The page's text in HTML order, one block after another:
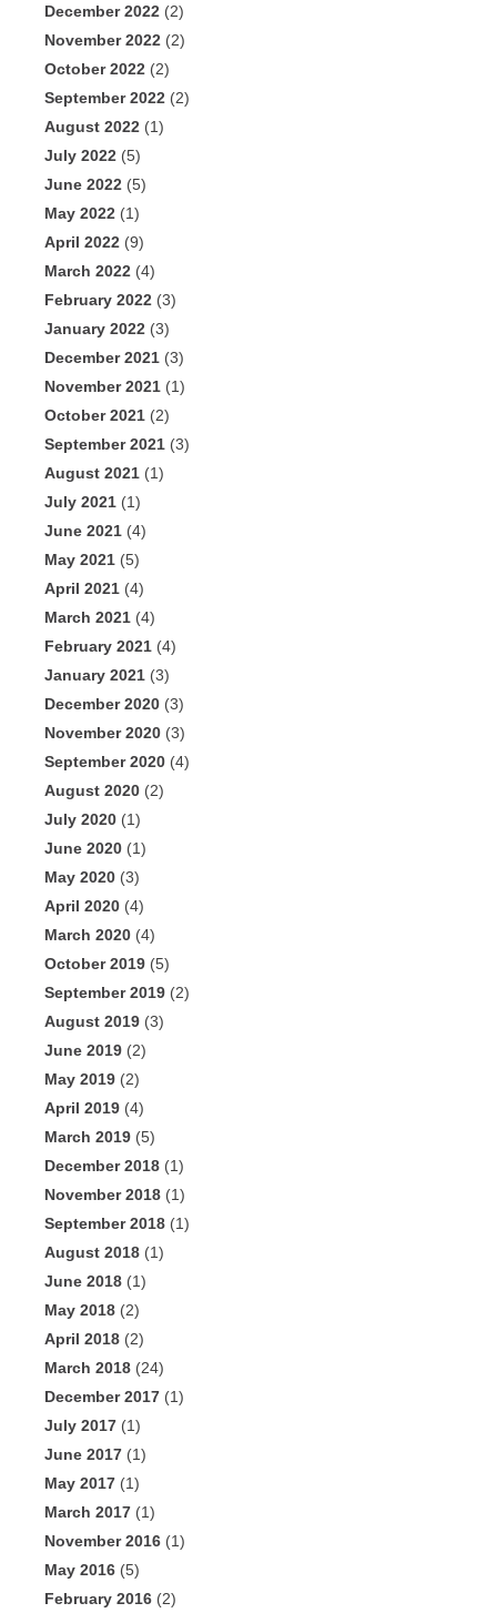
December 2022 (2)
November 2022 (2)
October 2022 (2)
September 2022 (2)
August 2022 (1)
July 2022 (5)
June 2022 (5)
May 2022 (1)
April 2022 (9)
March 2022 (4)
February 2022 (3)
January 2022 (3)
December 2021 (3)
November 2021 (1)
October 2021 (2)
September 2021 (3)
August 2021 (1)
July 2021 (1)
June 2021 (4)
May 2021 (5)
April 2021 (4)
March 2021 (4)
February 2021 (4)
January 2021 (3)
December 2020 (3)
November 2020 (3)
September 2020 (4)
August 2020 (2)
July 2020 (1)
June 2020 (1)
May 2020 (3)
April 2020 (4)
March 2020 (4)
October 2019 (5)
September 2019 (2)
August 2019 (3)
June 2019 (2)
May 2019 (2)
April 2019 (4)
March 2019 (5)
December 2018 (1)
November 2018 (1)
September 2018 (1)
August 2018 (1)
June 2018 (1)
May 2018 (2)
April 2018 (2)
March 2018 (24)
December 2017 (1)
July 2017 (1)
June 2017 (1)
May 2017 (1)
March 2017 (1)
November 2016 (1)
May 2016 (5)
February 2016 (2)